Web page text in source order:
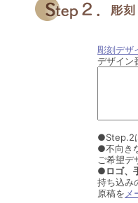
彫刻デザ
デザイン
●Step.2
●不向き
ご希望
●ロゴ、
持ち込み
原稿を メ